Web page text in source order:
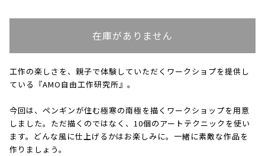
在庫がありません
工作の楽しさを、親子で体験していただくワークショプを提供し
ている『AMO自由工作研究所』。
今回は、ペンギンが住む極寒の南極を描くワークショップを用意
しました。ただ描くのではなく、10個のアートテクニックを使い
ます。どんな風に仕上げるかはお楽しみに。一緒に素敵な作品を
作りましょう。